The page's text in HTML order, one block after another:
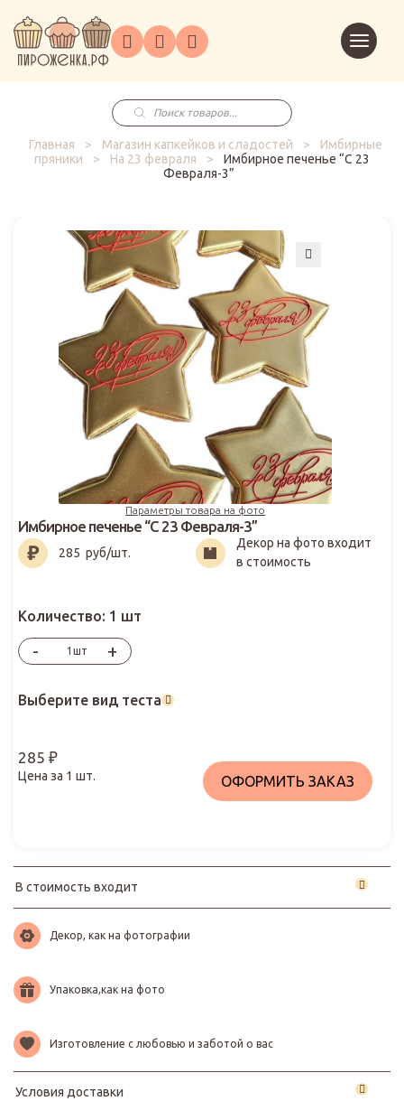
ГлавнаяКаталог
на
заказ
Праздники
Корпоративным
клиентам
в
корзину
Поиск
товаров
Главная
> Магазин капкейков и сладостей >
Имбирные
пряники
> На 23 февраля >
Имбирное печенье “С 23
Февраля-3”
Параметры товара на фото
285₽
Имбирное печенье “С 23 Февраля-3”
285 руб/шт.
Декор на фото входит
в стоимость
Количество: 1 шт
- шт +
Выберите вид теста
285 ₽
Цена за 1 шт. ОФОРМИТЬ ЗАКАЗ
В стоимость входит
Декор, как на фотографии
Упаковка,как на фото
Изготовление с любовью и заботой о вас
Условия доставки